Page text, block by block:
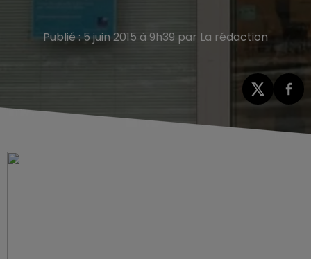
Publié : 5 juin 2015 à 9h39 par La rédaction